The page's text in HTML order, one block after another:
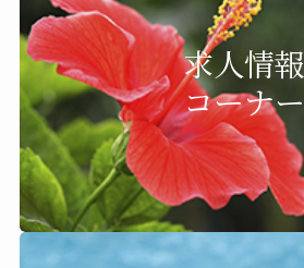
求人情報
コーナー